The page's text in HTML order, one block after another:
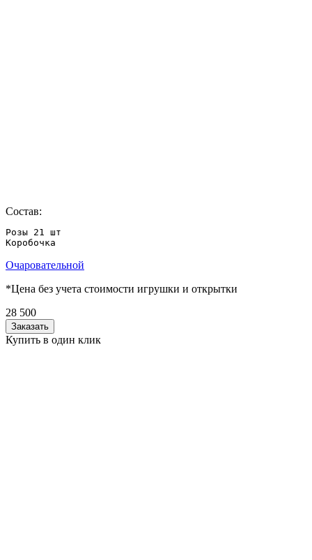
Состав:
Розы 21 шт
Коробочка
Очаровательной
*Цена без учета стоимости игрушки и открытки
28 500
Заказать
Купить в один клик